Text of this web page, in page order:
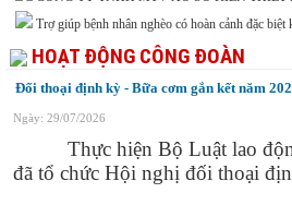
Trợ giúp bệnh nhân nghèo có hoàn cảnh đặc
HOẠT ĐỘNG CÔNG ĐOÀN
Đối thoại định kỳ - Bữa cơm gắn kết năm
Ngày: 29/07/2026
Thực hiện Bộ Luật lao động
đã tổ chức Hội nghị đối thoại